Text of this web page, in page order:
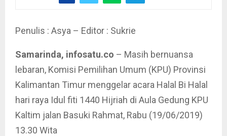
Penulis : Asya – Editor : Sukrie
Samarinda, infosatu.co – Masih bernuansa
lebaran, Komisi Pemilihan Umum (KPU) Provinsi
Kalimantan Timur menggelar acara Halal Bi Halal
hari raya Idul fiti 1440 Hijriah di Aula Gedung KPU
Kaltim jalan Basuki Rahmat, Rabu (19/06/2019)
13.30 Wita